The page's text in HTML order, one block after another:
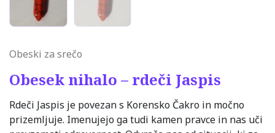
Obeski za srečo
Obesek nihalo – rdeči Jaspis
Rdeči Jaspis je povezan s Korensko Čakro in močno
prizemljuje. Imenujejo ga tudi kamen pravce in nas uči